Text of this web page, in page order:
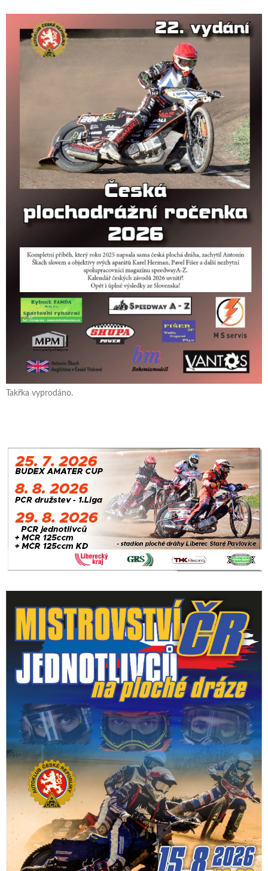
Takřka vyprodáno.